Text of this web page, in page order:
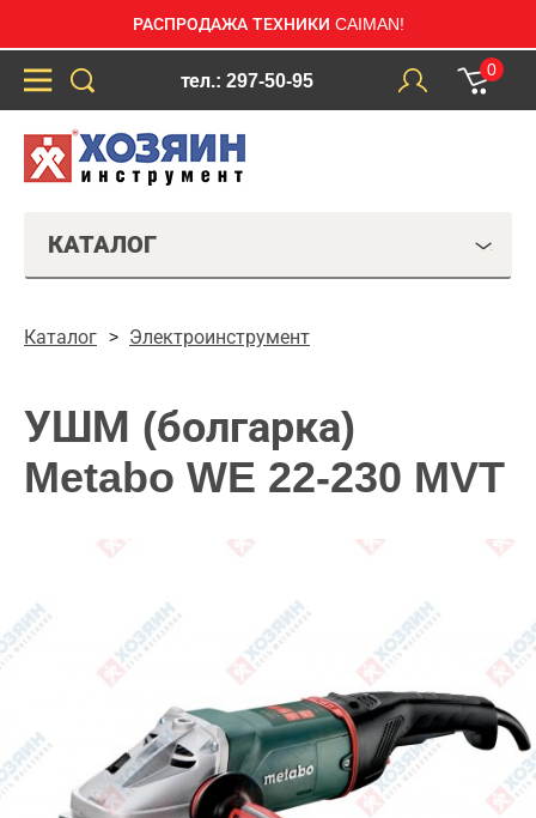
РАСПРОДАЖА ТЕХНИКИ CAIMAN!
тел.: 297-50-95
0
КАТАЛОГ
Каталог Электроинструмент
УШМ (болгарка)
Metabo WE 22-230 MVT